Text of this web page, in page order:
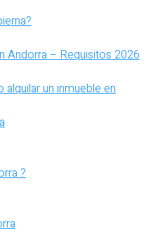
Andorra – Requisitos 2026
alquilar un inmueble en
?